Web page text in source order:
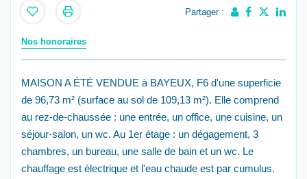
Partager :
Nos honoraires
MAISON A ÉTÉ VENDUE à BAYEUX, F6 d'une superficie
de 96,73 m² (surface au sol de 109,13 m²). Elle comprend
au rez-de-chaussée : une entrée, un office, une cuisine, un
séjour-salon, un wc. Au 1er étage : un dégagement, 3
chambres, un bureau, une salle de bain et un wc. Le
chauffage est électrique et l'eau chaude est par cumulus.